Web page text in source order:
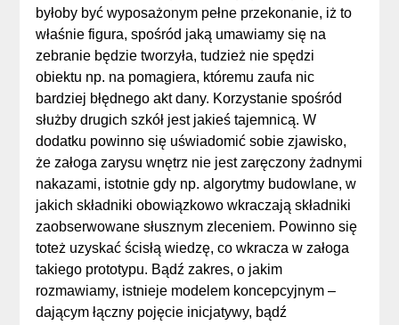
byłoby być wyposażonym pełne przekonanie, iż to
właśnie figura, spośród jaką umawiamy się na
zebranie będzie tworzyła, tudzież nie spędzi
obiektu np. na pomagiera, któremu zaufa nic
bardziej błędnego akt dany. Korzystanie spośród
służby drugich szkół jest jakieś tajemnicą. W
dodatku powinno się uświadomić sobie zjawisko,
że załoga zarysu wnętrz nie jest zaręczony żadnymi
nakazami, istotnie gdy np. algorytmy budowlane, w
jakich składniki obowiązkowo wkraczają składniki
zaobserwowane słusznym zleceniem. Powinno się
toteż uzyskać ścisłą wiedzę, co wkracza w załoga
takiego prototypu. Bądź zakres, o jakim
rozmawiamy, istnieje modelem koncepcyjnym –
dającym łączny pojęcie inicjatywy, bądź